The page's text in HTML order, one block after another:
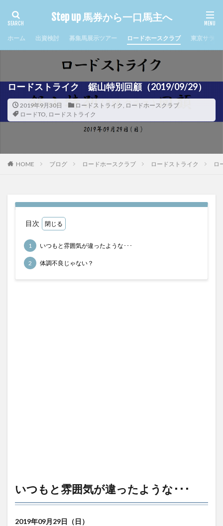
Step up 馬券から一口馬主へ
ホーム 出資検討 募集馬展示ツアー ロードホースクラブ 東京サラブ
ロードストライク 鋸山特別回顧（2019/09/29）
2019年9月30日 ロードストライク, ロードホースクラブ
ロードTO, ロードストライク
HOME ブログ ロードホースクラブ ロードストライク ロ
目次
1 いつもと雰囲気が違ったような･･･
2 体調不良じゃない？
いつもと雰囲気が違ったような･･･
2019年09月29日（日）
キャロットクラブ
シルクホースクラブ
ジュルビアン
セレシオン
ソレンニータ
ディエルメス
デビュー
ナイトミュージアム
ナミュール
ノルマンディ
メリディアン
ルージュグラース
ロードTO
ロードエクスプレス
ロードカバチ
ロードゲイル
ロードシュトローム
ロードジパング
ロードストライク
ロードソレイユ
ロードフォールズ
ヴァンデスプワール
馬券検討